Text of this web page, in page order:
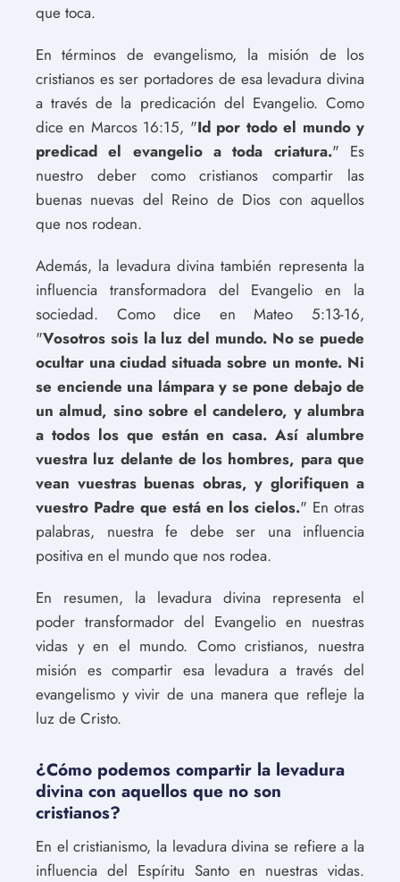
que toca.
En términos de evangelismo, la misión de los
cristianos es ser portadores de esa levadura divina
a través de la predicación del Evangelio. Como
dice en Marcos 16:15, "Id por todo el mundo y
predicad el evangelio a toda criatura." Es
nuestro deber como cristianos compartir las
buenas nuevas del Reino de Dios con aquellos
que nos rodean.
Además, la levadura divina también representa la
influencia transformadora del Evangelio en la
sociedad. Como dice en Mateo 5:13-16,
"Vosotros sois la luz del mundo. No se puede
ocultar una ciudad situada sobre un monte. Ni
se enciende una lámpara y se pone debajo de
un almud, sino sobre el candelero, y alumbra
a todos los que están en casa. Así alumbre
vuestra luz delante de los hombres, para que
vean vuestras buenas obras, y glorifiquen a
vuestro Padre que está en los cielos." En otras
palabras, nuestra fe debe ser una influencia
positiva en el mundo que nos rodea.
En resumen, la levadura divina representa el
poder transformador del Evangelio en nuestras
vidas y en el mundo. Como cristianos, nuestra
misión es compartir esa levadura a través del
evangelismo y vivir de una manera que refleje la
luz de Cristo.
¿Cómo podemos compartir la levadura
divina con aquellos que no son
cristianos?
En el cristianismo, la levadura divina se refiere a la
influencia del Espíritu Santo en nuestras vidas.